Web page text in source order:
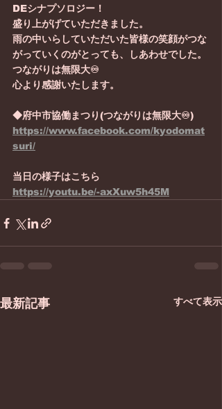
DEシナプソロジー！
盛り上がげていただきました。
雨の中いらしていただいた皆様の笑顔がつな
がっていくのがとっても、しあわせでした。
つながりは無限大♾
心より感謝いたします。
◆府中市協働まつり(つながりは無限大♾)
https://www.facebook.com/kyodomat
suri/
当日の様子はこちら
https://youtu.be/-axXuw5h45M
最新記事 すべて表示